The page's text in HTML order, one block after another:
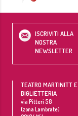
ISCRIVITI ALLA
NOSTRA
NEWSLETTER
TEATRO MARTINITT E
BIGLIETTERIA
via Pitteri 58
(zona Lambrate)